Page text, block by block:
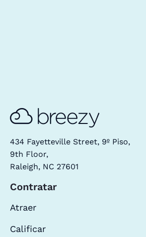
434 Fayetteville Street, 9º Piso,
9th Floor,
Raleigh, NC 27601
Contratar
Atraer
Calificar